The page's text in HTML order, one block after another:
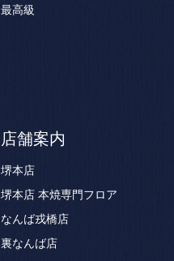
最高級
店舗案内
堺本店
堺本店 本焼専門フロア
なんば戎橋店
裏なんば店